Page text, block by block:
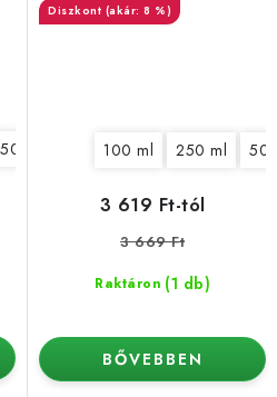
ml 500 ml 1 l 5 l
(akár: 8 %)
100 ml 250 ml
Raktáron (1 db)
3 619 Ft-tól
3 669 Ft
BŐVEBBEN